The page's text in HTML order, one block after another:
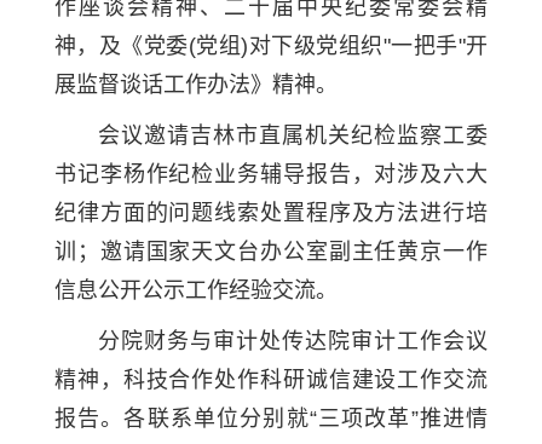
作座谈会精神、二十届中央纪委常委会精
神，及《党委(党组)对下级党组织"一把手"开
展监督谈话工作办法》精神。
会议邀请吉林市直属机关纪检监察工委
书记李杨作纪检业务辅导报告，对涉及六大
纪律方面的问题线索处置程序及方法进行培
训；邀请国家天文台办公室副主任黄京一作
信息公开公示工作经验交流。
分院财务与审计处传达院审计工作会议
精神，科技合作处作科研诚信建设工作交流
报告。各联系单位分别就“三项改革”推进情